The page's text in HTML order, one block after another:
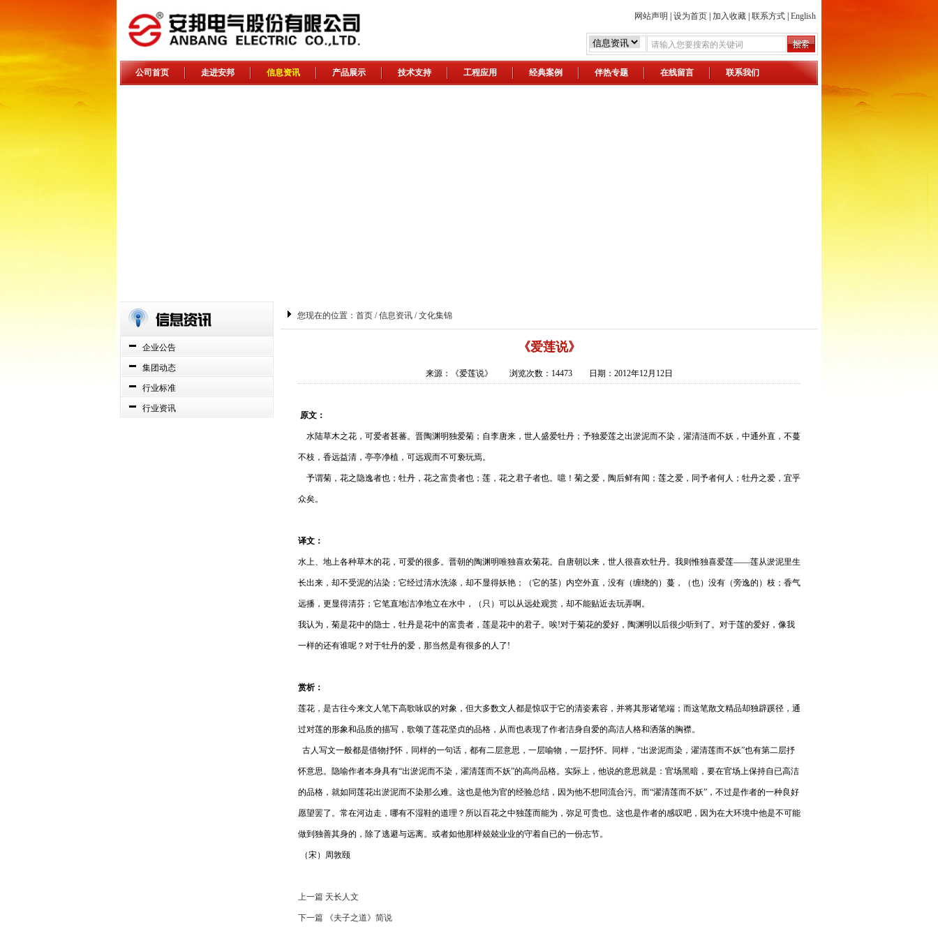
网站声明 设为首页 加入收藏 联系方式 English
公司首页 走进安邦 信息资讯 产品展示 技术支持 工程应用 经典案例 伴热专题 在线留言 联系我们
企业公告
集团动态
行业标准
行业资讯
您现在的位置： 首页 /信息资讯 / 文化集锦
《爱莲说》
来源：《爱莲说》 浏览次数：14473 日期：2012年12月12日
原文：
水陆草木之花，可爱者甚蕃。晋陶渊明独爱菊；自李唐来，世人盛爱牡丹；予独爱莲之出淤泥而不染，濯清涟而不妖，中通外直，不蔓
不枝，香远益清，亭亭净植，可远观而不可亵玩焉。
予谓菊，花之隐逸者也；牡丹，花之富贵者也；莲，花之君子者也。噫！菊之爱，陶后鲜有闻；莲之爱，同予者何人；牡丹之爱，宜乎
众矣。
译文：
水上、地上各种草木的花，可爱的很多。晋朝的陶渊明唯独喜欢菊花。自唐朝以来，世人很喜欢牡丹。我则惟独喜爱莲——莲从淤泥里生
长出来，却不受泥的沾染；它经过清水洗涤，却不显得妖艳；（它的茎）内空外直，没有（缠绕的）蔓，（也）没有（旁逸的）枝；香气
远播，更显得清芬；它笔直地洁净地立在水中，（只）可以从远处观赏，却不能贴近去玩弄啊。
我认为，菊是花中的隐士，牡丹是花中的富贵者，莲是花中的君子。唉!对于菊花的爱好，陶渊明以后很少听到了。对于莲的爱好，像我
一样的还有谁呢？对于牡丹的爱，那当然是有很多的人了!
赏析：
莲花，是古往今来文人笔下高歌咏叹的对象，但大多数文人都是惊叹于它的清姿素容，并将其形诸笔端；而这笔散文精品却独辟蹊径，通
过对莲的形象和品质的描写，歌颂了莲花坚贞的品格，从而也表现了作者洁身自爱的高洁人格和洒落的胸襟。
古人写文一般都是借物抒怀，同样的一句话，都有二层意思，一层喻物，一层抒怀。同样，“出淤泥而染，濯清莲而不妖”也有第二层抒
怀意思。隐喻作者本身具有“出淤泥而不染，濯清莲而不妖”的高尚品格。实际上，他说的意思就是：官场黑暗，要在官场上保持自已高洁
的品格，就如同莲花出淤泥而不染那么难。这也是他为官的经验总结，因为他不想同流合污。而“濯清莲而不妖”，不过是作者的一种良好
愿望罢了。常在河边走，哪有不湿鞋的道理？所以百花之中独莲而能为，弥足可贵也。这也是作者的感叹吧，因为在大环境中他是不可能
做到独善其身的，除了逃避与远离。或者如他那样兢兢业业的守着自已的一份志节。
（宋）周敦颐
上一篇 天长人文
下一篇 《夫子之道》简说